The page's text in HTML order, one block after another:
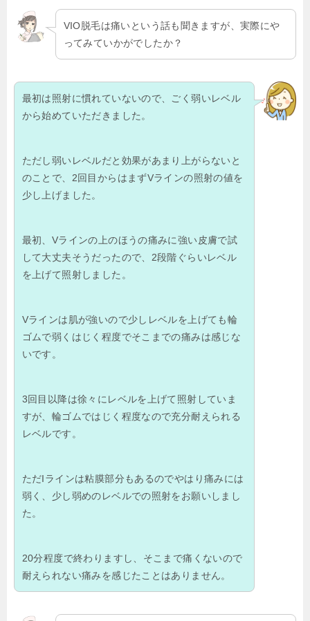
VIO脱毛は痛いという話も聞きますが、実際にや
ってみていかがでしたか？
最初は照射に慣れていないので、ごく弱いレベル
から始めていただきました。
ただし弱いレベルだと効果があまり上がらないと
のことで、2回目からはまずVラインの照射の値を
少し上げました。
最初、Vラインの上のほうの痛みに強い皮膚で試
して大丈夫そうだったので、2段階ぐらいレベル
を上げて照射しました。
Vラインは肌が強いので少しレベルを上げても輪
ゴムで弱くはじく程度でそこまでの痛みは感じな
いです。
3回目以降は徐々にレベルを上げて照射していま
すが、輪ゴムではじく程度なので充分耐えられる
レベルです。
ただIラインは粘膜部分もあるのでやはり痛みには
弱く、少し弱めのレベルでの照射をお願いしまし
た。
20分程度で終わりますし、そこまで痛くないので
耐えられない痛みを感じたことはありません。